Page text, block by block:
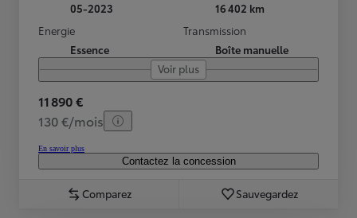
05-2023
16 402 km
Energie
Essence
Transmission
Boîte manuelle
Voir plus
11 890 €
130 €/mois
En savoir plus
Contactez la concession
Comparez Sauvegardez